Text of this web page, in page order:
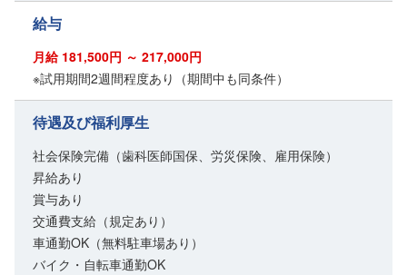
給与
月給 181,500円 ～ 217,000円
※試用期間2週間程度あり（期間中も同条件）
待遇及び福利厚生
社会保険完備（歯科医師国保、労災保険、雇用保険）
昇給あり
賞与あり
交通費支給（規定あり）
車通勤OK（無料駐車場あり）
バイク・自転車通勤OK